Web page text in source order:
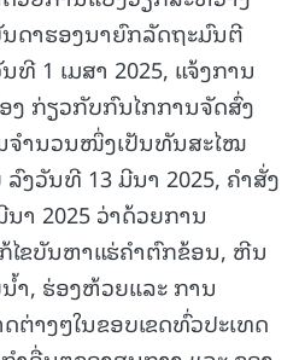
ດາຮອງນາຍົກລັດຖະມົນຕີ
1 ເມສາ 2025, ແຈ້ງການ
ງ ກ່ຽວກັບກົນໄກການຈັດສົ່ງ
ຈຳນວນໜຶ່ງເປັນທັນສະໄໝ
ງວັນທີ 13 ມີນາ 2025, ຄຳສັ່ງ
າ 2025 ວ່າດ້ວຍການ
ໄຂບັນຫາແຮ່ຄຳຕົກຂ້ອນ, ຫີນ
ຳ, ຮ່ອງຫ້ວຍແລະ ການ
າງໆໃນຂອບເຂດທົ່ວປະເທດ